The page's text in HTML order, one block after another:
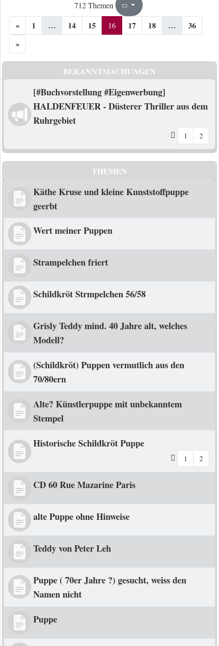
712 Themen Seite16
« 1 … 14 15 16 17 18 …
36
»
BEKANNTMACHUNGEN
[#Buchvorstellung #Eigenwerbung]
HALDENFEUER - Düsterer Thriller aus dem
Ruhrgebiet
1 2
THEMEN
Käthe Kruse und kleine Kunststoffpuppe
geerbt
Wert meiner Puppen
Strampelchen friert
Schildkröt Strmpelchen 56/58
Grisly Teddy mind. 40 Jahre alt, welches
Modell?
(Schildkröt) Puppen vermutlich aus den
70/80ern
Alte? Künstlerpuppe mit unbekanntem
Stempel
Historische Schildkröt Puppe
1 2
CD 60 Rue Mazarine Paris
alte Puppe ohne Hinweise
Teddy von Peter Leh
Puppe ( 70er Jahre ?) gesucht, weiss den
Namen nicht
Puppe